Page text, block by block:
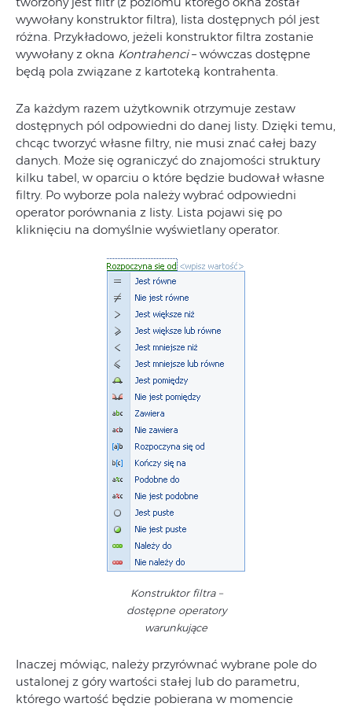
wywołany konstruktor filtra), lista dostępnych pól jest
różna. Przykładowo, jeżeli konstruktor filtra zostanie
wywołany z okna Kontrahenci– wówczas dostępne
będą pola związane z kartoteką kontrahenta.
Za każdym razem użytkownik otrzymuje zestaw
dostępnych pól odpowiedni do danej listy. Dzięki temu,
chcąc tworzyć własne filtry, nie musi znać całej bazy
danych. Może się ograniczyć do znajomości struktury
kilku tabel, w oparciu o które będzie budował własne
filtry. Po wyborze pola należy wybrać odpowiedni
operator porównania z listy. Lista pojawi się po
kliknięciu na domyślnie wyświetlany operator.
Konstruktor filtra –
dostępne operatory
warunkujące
Inaczej mówiąc, należy przyrównać wybrane pole do
ustalonej z góry wartości stałej lub do parametru,
którego wartość będzie pobierana w momencie